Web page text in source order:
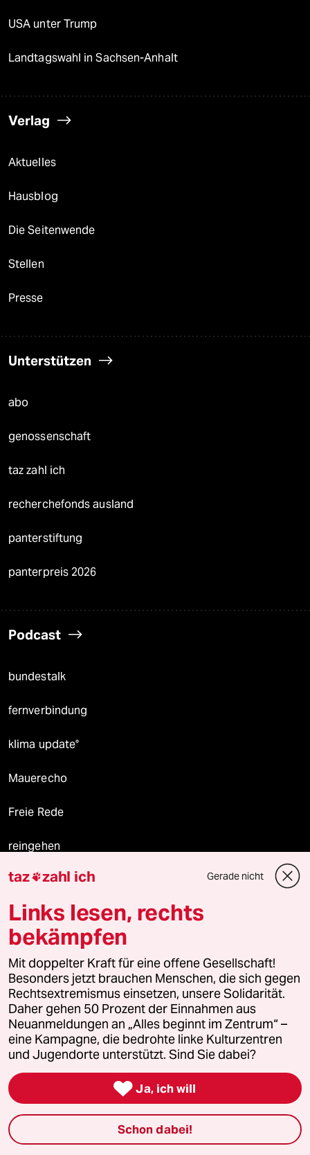
USA unter Trump
Landtagswahl in Sachsen-Anhalt
Verlag
Aktuelles
Hausblog
Die Seitenwende
Stellen
Presse
Unterstützen
abo
genossenschaft
taz zahl ich
recherchefonds ausland
panterstiftung
panterpreis 2026
Podcast
bundestalk
fernverbindung
klima update°
Mauerecho
Freie Rede
reingehen
Newsletter
taz frisch
taz zahl ich
taz lab Infobrief
Veranstaltungen
taz zahl ich Gerade nicht
Links lesen, rechts
bekämpfen
Mit doppelter Kraft für eine offene Gesellschaft!
Besonders jetzt brauchen Menschen, die sich gegen
Rechtsextremismus einsetzen, unsere Solidarität.
Daher gehen 50 Prozent der Einnahmen aus
Neuanmeldungen an „Alles beginnt im Zentrum“ –
eine Kampagne, die bedrohte linke Kulturzentren
und Jugendorte unterstützt. Sind Sie dabei?
 Ja, ich will
Schon dabei!